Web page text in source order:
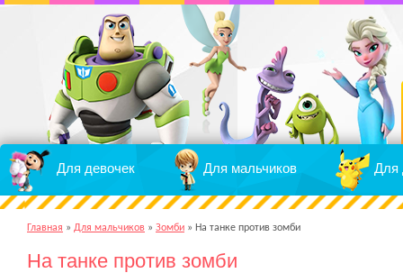
Для девочек Для мальчиков Для
Главная » Для мальчиков » Зомби » На танке против зомби
На танке против зомби